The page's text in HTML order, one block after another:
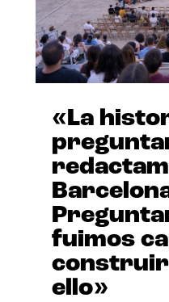
«La
fuimos
construir
ello»